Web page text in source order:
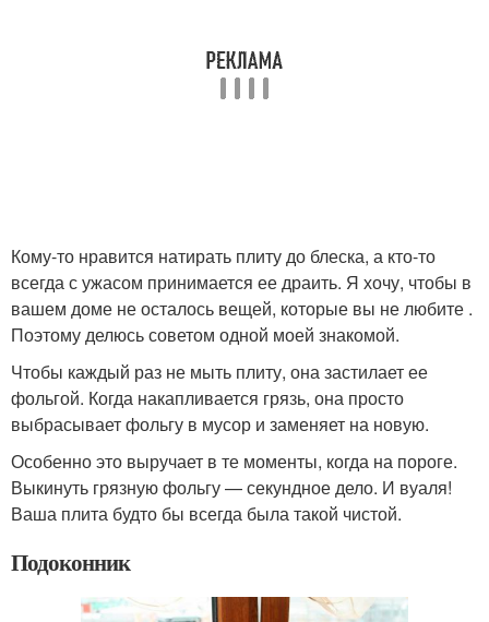
Кому-то нравится натирать плиту до блеска, а кто-то
всегда с ужасом принимается ее драить. Я хочу, чтобы в
вашем доме не осталось вещей, которые вы не любите .
Поэтому делюсь советом одной моей знакомой.
Чтобы каждый раз не мыть плиту, она застилает ее
фольгой. Когда накапливается грязь, она просто
выбрасывает фольгу в мусор и заменяет на новую.
Особенно это выручает в те моменты, когда на пороге.
Выкинуть грязную фольгу — секундное дело. И вуаля!
Ваша плита будто бы всегда была такой чистой.
Подоконник